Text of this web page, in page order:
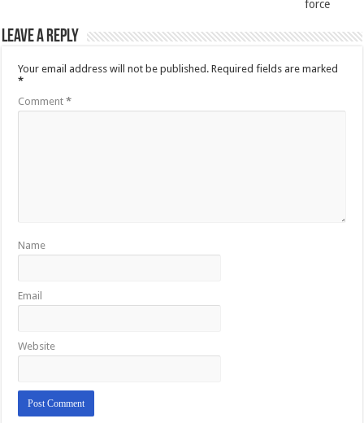
force
Leave a Reply
Your email address will not be published. Required fields are marked
*
Comment*
Name
Email
Website